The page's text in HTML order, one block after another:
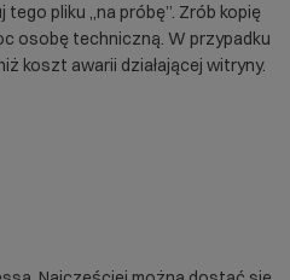
pliku „na próbę”. Zrób kopię
osobę techniczną. W przypadku
koszt awarii działającej witryny.